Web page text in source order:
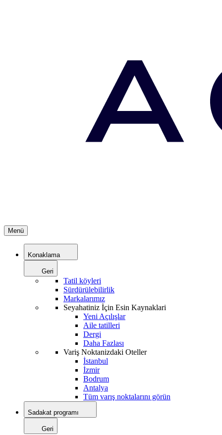
Menü
Konaklama
Geri
Tatil köyleri
Sürdürülebilirlik
Markalarımız
Seyahatiniz İçin Esin Kaynaklari
Yeni Açılışlar
Aile tatilleri
Dergi
Daha Fazlası
Variş Noktanizdaki Oteller
İstanbul
İzmir
Bodrum
Antalya
Tüm varış noktalarını görün
Sadakat programı
Geri